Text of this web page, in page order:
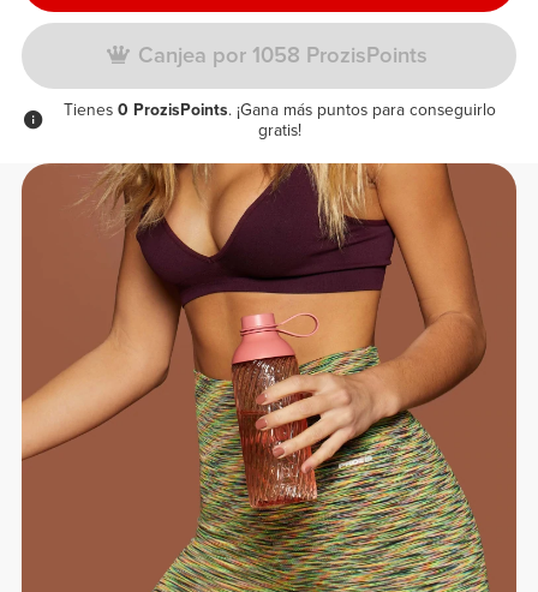
Canjea por 1058 ProzisPoints
Tienes0 ProzisPoints. ¡Gana más puntos para conseguirlo
gratis!